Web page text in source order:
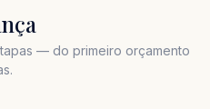
— do primeiro orçamento